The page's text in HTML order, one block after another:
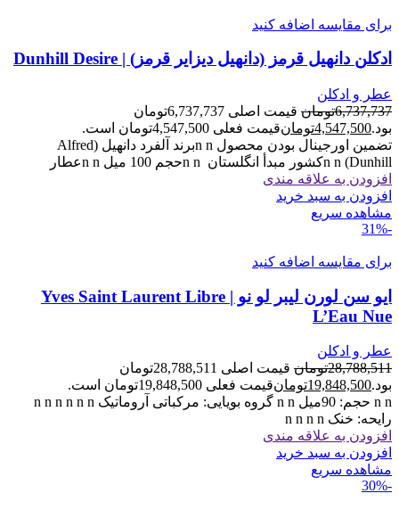
برای مقایسه اضافه کنید
ادکلن دانهیل قرمز (دانهیل دیزایر قرمز) | Dunhill Desire
عطر و ادکلن
6,737,737تومان
قیمت اصلی 6,737,737تومان
بود.4,547,500تومانقیمت فعلی 4,547,500تومان است.
تضمین اورجینال بودن محصول n nبرند آلفرد دانهیل (Alfred
Dunhill) n nکشور مبدأ انگلستان n nحجم 100 میل n nعطار
افزودن به علاقه مندی
افزودن به سبد خرید
مشاهده سریع
-31%
برای مقایسه اضافه کنید
ایو سن لورن لیبر لو نو | Yves Saint Laurent Libre
L’Eau Nue
عطر و ادکلن
28,788,511تومان
قیمت اصلی 28,788,511تومان
بود.19,848,500تومانقیمت فعلی 19,848,500تومان است.
n n حجم: 90میل n n گروه بویایی: مرکباتی آروماتیک n n n n n n
رایحه: خنک n n n n
افزودن به علاقه مندی
افزودن به سبد خرید
مشاهده سریع
-30%